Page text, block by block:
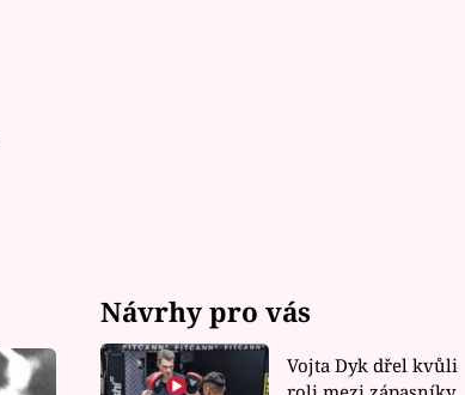
Návrhy pro vás
Vojta Dyk dřel kvůli